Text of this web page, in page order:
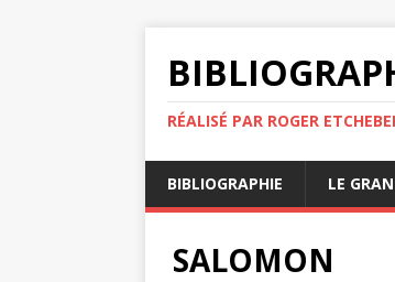
RÉALISÉ PAR ROGER
BIBLIOGRAPHIE LE
SALOMON